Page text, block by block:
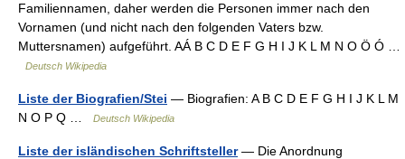
Familiennamen, daher werden die Personen immer nach den
Vornamen (und nicht nach den folgenden Vaters bzw.
Muttersnamen) aufgeführt. AÁ B C D E F G H I J K L M N O Ö Ó …
Deutsch Wikipedia
Liste der Biografien/Stei — Biografien: A B C D E F G H I J K L M
N O P Q …
Deutsch Wikipedia
Liste der isländischen Schriftsteller— Die Anordnung